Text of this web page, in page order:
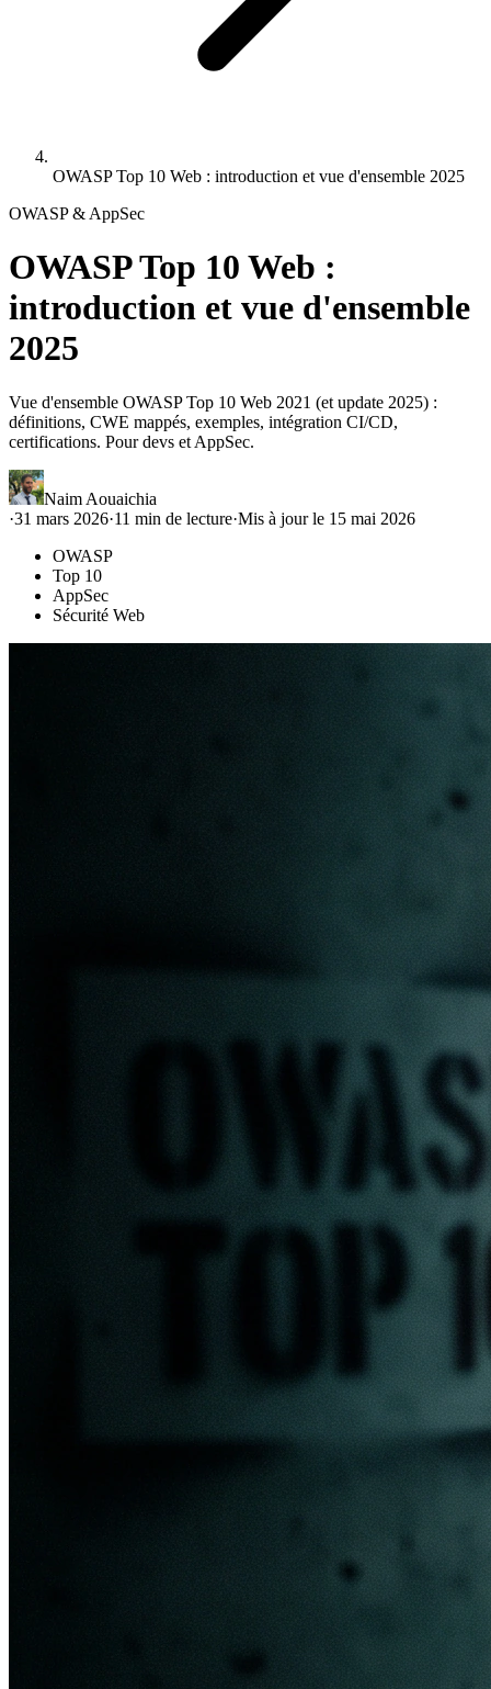
OWASP Top 10 Web : introduction et vue d'ensemble 2025
OWASP & AppSec
OWASP Top 10 Web :
introduction et vue d'ensemble
2025
Vue d'ensemble OWASP Top 10 Web 2021 (et update 2025) :
définitions, CWE mappés, exemples, intégration CI/CD,
certifications. Pour devs et AppSec.
Naim Aouaichia
·31 mars 2026·11 min de lecture·Mis à jour le 15 mai 2026
OWASP
Top 10
AppSec
Sécurité Web